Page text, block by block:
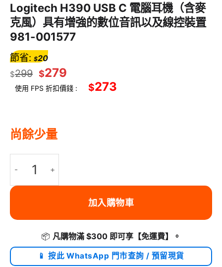
Logitech H390 USB C 電腦耳機（含麥
克風）具有增強的數位音訊以及線控裝置
981-001577
$299 $279
節省: $20
使用 FPS 折扣價錢 : $273
尚餘少量
加入購物車
📦 凡購物滿 $300 即可享 【免運費】 。
📱 按此 WhatsApp 門市查詢 / 預留現貨